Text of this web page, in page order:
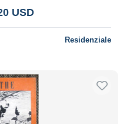
USD
Residenziale